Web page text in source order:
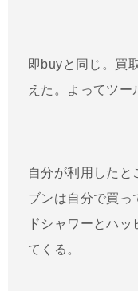
即buyと同じ。買
えた。よってツー
自分が利用した
ブンは自分で買っ
ドシャワーとハ
てくる。